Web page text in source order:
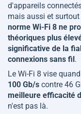
d'appareils
mais aussi et
norme Wi-Fi 8 ne
théoriques plus
significative de la
connexions sans fil.
Le Wi-Fi 8 vise
100 Gb/s contre 46
meilleure efficacité
n'est pas là.